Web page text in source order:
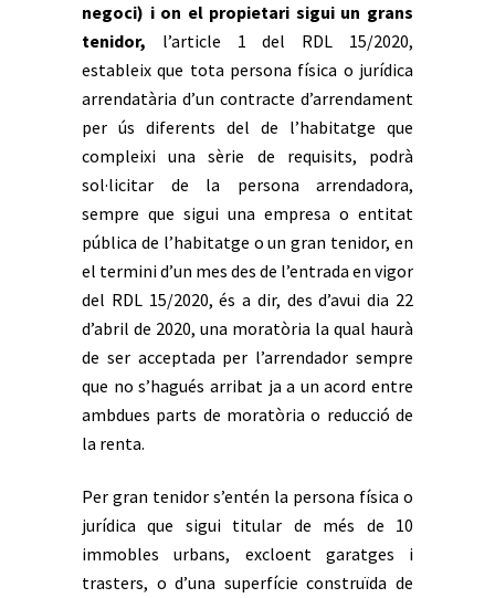
negoci) i on el propietari sigui un grans
tenidor, l’article 1 del RDL 15/2020,
estableix que tota persona física o jurídica
arrendatària d’un contracte d’arrendament
per ús diferents del de l’habitatge que
compleixi una sèrie de requisits, podrà
sol·licitar de la persona arrendadora,
sempre que sigui una empresa o entitat
pública de l’habitatge o un gran tenidor, en
el termini d’un mes des de l’entrada en vigor
del RDL 15/2020, és a dir, des d’avui dia 22
d’abril de 2020, una moratòria la qual haurà
de ser acceptada per l’arrendador sempre
que no s’hagués arribat ja a un acord entre
ambdues parts de moratòria o reducció de
la renta.
Per gran tenidor s’entén la persona física o
jurídica que sigui titular de més de 10
immobles urbans, excloent garatges i
trasters, o d’una superfície construïda de